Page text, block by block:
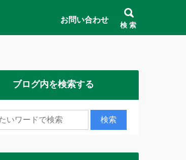
お問い合わせ
検 索
ブログ内を検索する